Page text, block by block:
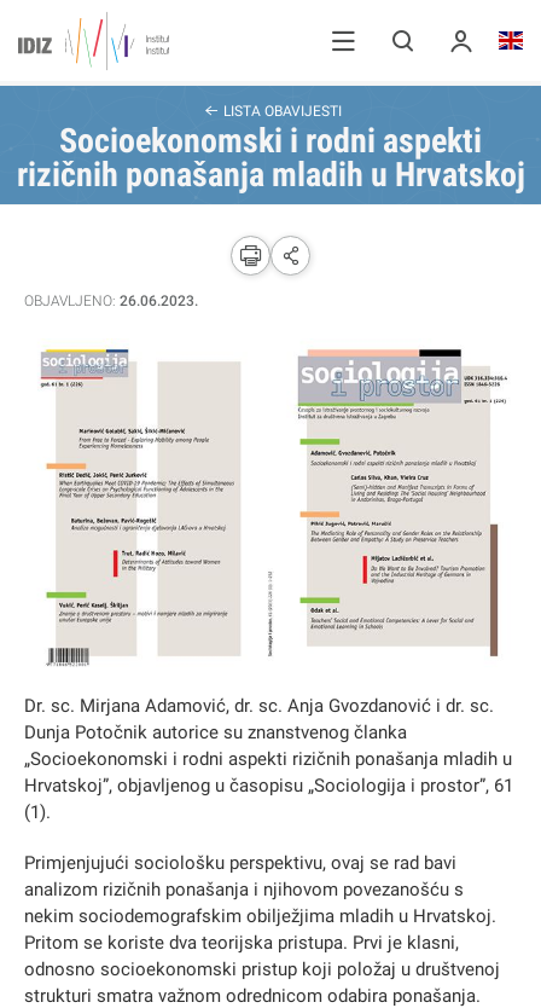
LISTA OBAVIJESTI
Socioekonomski i rodni aspekti
rizičnih ponašanja mladih u Hrvatskoj
OBJAVLJENO: 26.06.2023.
Dr. sc. Mirjana Adamović, dr. sc. Anja Gvozdanović i dr. sc.
Dunja Potočnik autorice su znanstvenog članka
„Socioekonomski i rodni aspekti rizičnih ponašanja mladih u
Hrvatskoj”, objavljenog u časopisu „Sociologija i prostor”, 61
(1).
Primjenjujući sociološku perspektivu, ovaj se rad bavi
analizom rizičnih ponašanja i njihovom povezanošću s
nekim sociodemografskim obilježjima mladih u Hrvatskoj.
Pritom se koriste dva teorijska pristupa. Prvi je klasni,
odnosno socioekonomski pristup koji položaj u društvenoj
strukturi smatra važnom odrednicom odabira ponašanja.